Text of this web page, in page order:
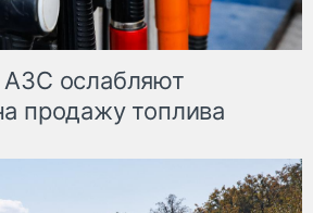
ослабляют
продажу топлива